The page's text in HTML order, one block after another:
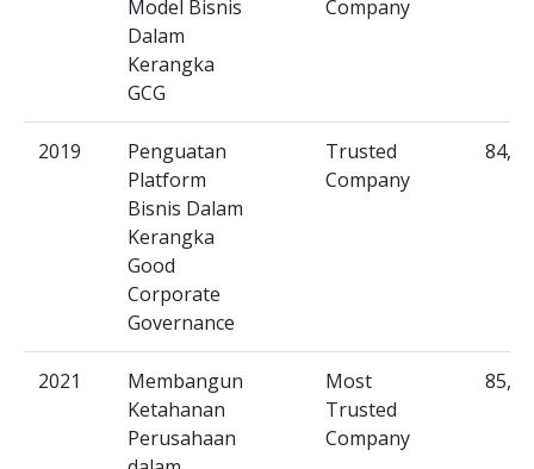
Model Bisnis
Dalam
Kerangka
GCG
Company
2019
Penguatan
Platform
Bisnis Dalam
Kerangka
Good
Corporate
Governance
Trusted
Company
84,70
2021
Membangun
Ketahanan
Perusahaan
Most
Trusted
Company
85,12